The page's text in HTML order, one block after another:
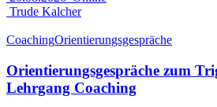
Trude Kalcher
CoachingOrientierungsgespräche
Orientierungsgespräche zum
Lehrgang Coaching